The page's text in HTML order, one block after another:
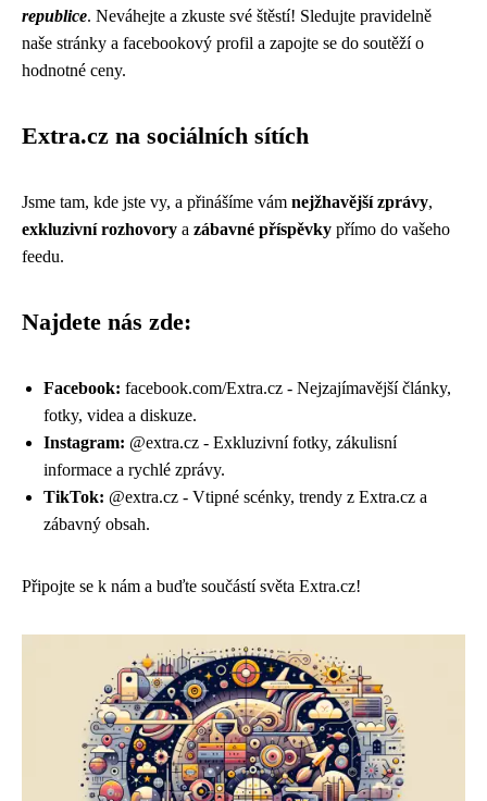
republice. Neváhejte a zkuste své štěstí! Sledujte pravidelně
naše stránky a facebookový profil a zapojte se do soutěží o
hodnotné ceny.
Extra.cz na sociálních sítích
Jsme tam, kde jste vy, a přinášíme vám nejžhavější zprávy,
exkluzivní rozhovory a zábavné příspěvky přímo do vašeho
feedu.
Najdete nás zde:
Facebook: facebook.com/Extra.cz - Nejzajímavější články,
fotky, videa a diskuze.
Instagram: @extra.cz - Exkluzivní fotky, zákulisní
informace a rychlé zprávy.
TikTok: @extra.cz - Vtipné scénky, trendy z Extra.cz a
zábavný obsah.
Připojte se k nám a buďte součástí světa Extra.cz!